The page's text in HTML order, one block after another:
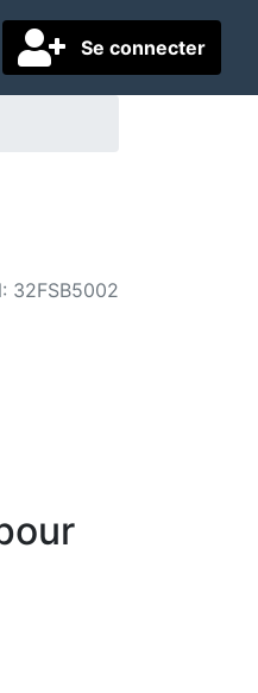
Se connecter
: 32FSB5002